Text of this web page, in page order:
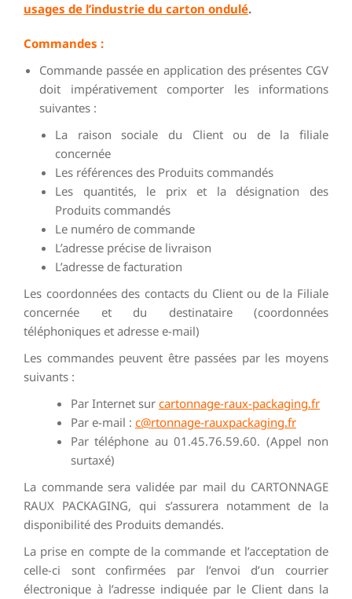
usages de l’industrie du carton ondulé.
Commandes :
Commande passée en application des présentes CGV
doit impérativement comporter les informations
suivantes :
La raison sociale du Client ou de la filiale
concernée
Les références des Produits commandés
Les quantités, le prix et la désignation des
Produits commandés
Le numéro de commande
L’adresse précise de livraison
L’adresse de facturation
Les coordonnées des contacts du Client ou de la Filiale
concernée et du destinataire (coordonnées
téléphoniques et adresse e-mail)
Les commandes peuvent être passées par les moyens
suivants :
Par Internet sur cartonnage-raux-packaging.fr
Par e-mail : c@rtonnage-rauxpackaging.fr
Par téléphone au 01.45.76.59.60. (Appel non
surtaxé)
La commande sera validée par mail du CARTONNAGE
RAUX PACKAGING, qui s’assurera notamment de la
disponibilité des Produits demandés.
La prise en compte de la commande et l’acceptation de
celle-ci sont confirmées par l’envoi d’un courrier
électronique à l’adresse indiquée par le Client dans la